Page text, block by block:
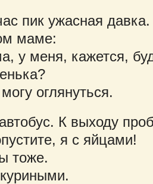
пик ужасная
маме:
у меня, кажется,
оглянуться.
К выходу
я с яйцами!
тоже.